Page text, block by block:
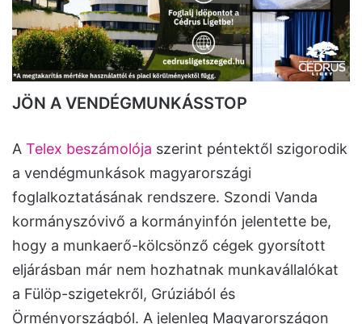
JÖN A VENDÉGMUNKÁSSTOP
A Telex beszámolója szerint péntektől szigorodik
a vendégmunkások magyarországi
foglalkoztatásának rendszere. Szondi Vanda
kormányszóvivő a kormányinfón jelentette be,
hogy a munkaerő-kölcsönző cégek gyorsított
eljárásban már nem hozhatnak munkavállalókat
a Fülöp-szigetekről, Grúziából és
Örményországból. A jelenleg Magyarországon